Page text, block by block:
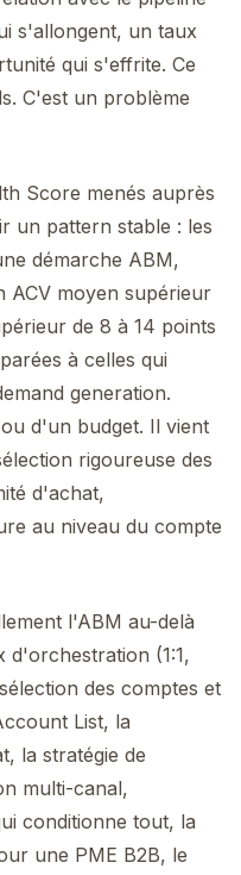
s'allongent, un taux
qui s'effrite. Ce
C'est un problème
Score menés auprès
un pattern stable : les
démarche ABM,
ACV moyen supérieur
de 8 à 14 points
à celles qui
generation.
d'un budget. Il vient
rigoureuse des
d'achat,
au niveau du compte
l'ABM au-delà
d'orchestration (1:1,
des comptes et
List, la
la stratégie de
multi-canal,
conditionne tout, la
une PME B2B, le